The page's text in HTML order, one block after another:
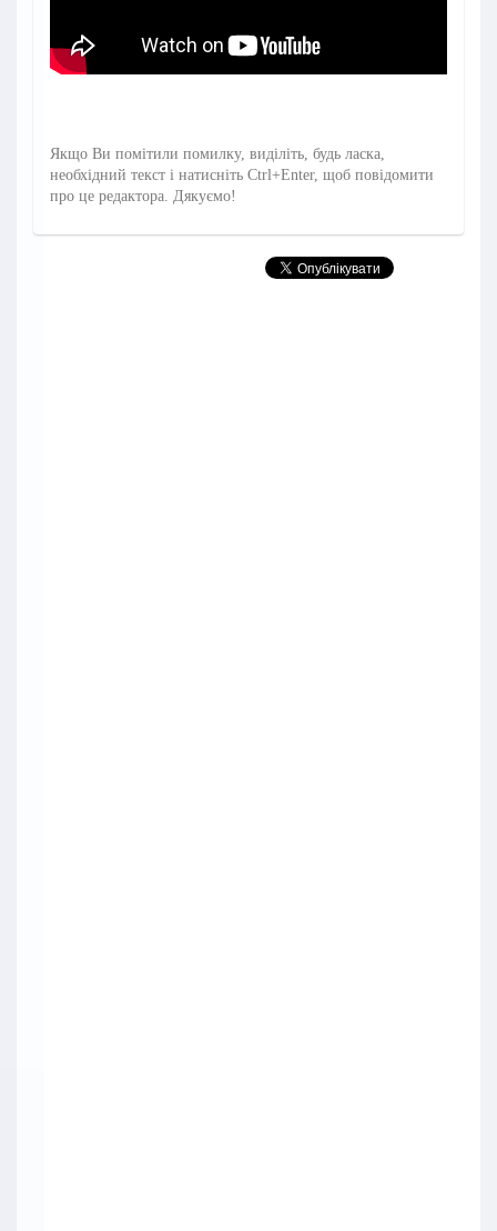
Якщо Ви помітили помилку, виділіть, будь ласка,
необхідний текст і натисніть Ctrl+Enter, щоб повідомити
про це редактора. Дякуємо!